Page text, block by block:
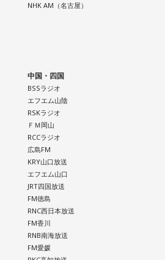
消してそうランキング
？」とか「レジ袋はいります
部先に言ってきそうな男ランキン
きました「愛用してるタブレット
ンキング
1位にランクインさせてください。
ング」でお願いします。
放送『中島健人のオールナイトニッ
日（金） 25時～27時 （15日
ションに全国ネットで放送
NHK AM（名古屋）
中国・四国
BSSラジオ
エフエム山陰
RSKラジオ
ＦＭ岡山
RCCラジオ
広島FM
KRY山口放送
エフエム山口
JRT四国放送
FM徳島
RNC西日本放送
FM香川
RNB南海放送
FM愛媛